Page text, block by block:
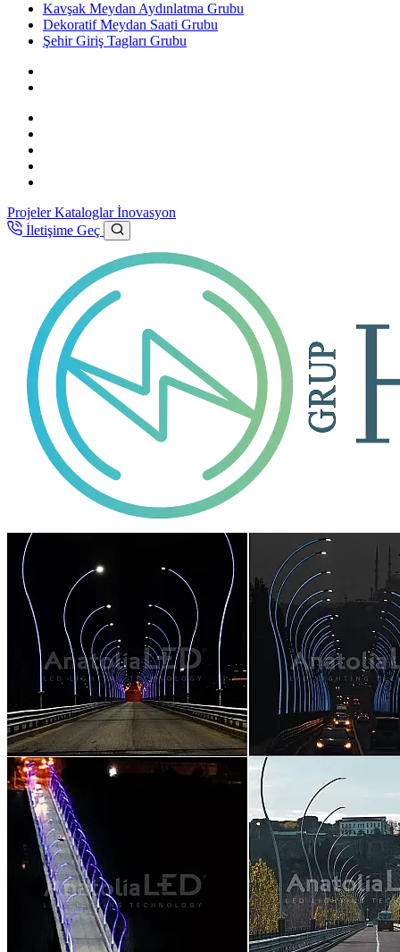
Kavşak Meydan Aydınlatma Grubu
Dekoratif Meydan Saati Grubu
Şehir Giriş Tagları Grubu
Projeler Kataloglar İnovasyon
İletişime Geç